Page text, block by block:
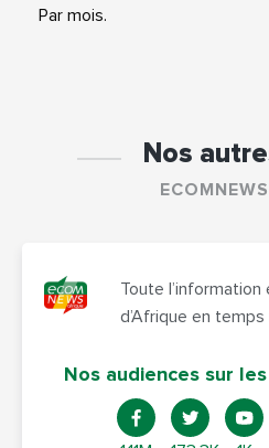
Par mois.
Nos
Toute
d’Afrique en temps
Nos audiences sur